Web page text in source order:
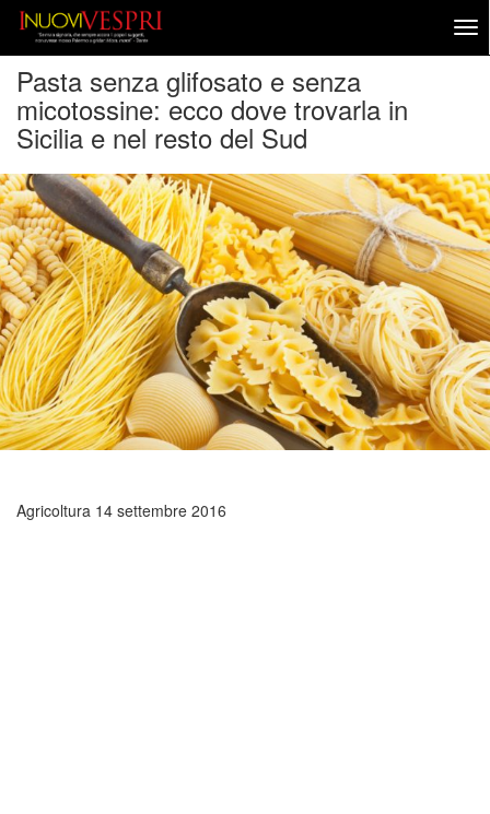
Pasta senza glifosato e senza
micotossine: ecco dove trovarla in
Sicilia e nel resto del Sud
Agricoltura 14 settembre 2016